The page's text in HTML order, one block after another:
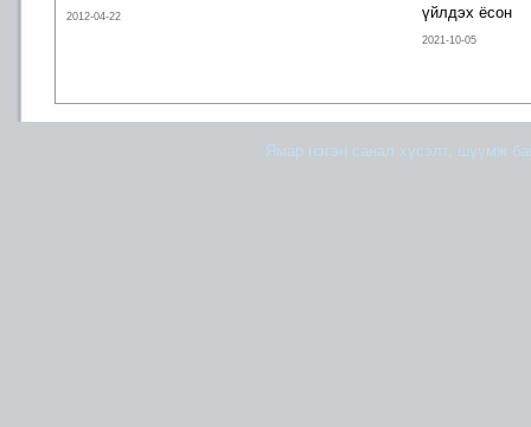
2012-04-22 үйлдэх ёсон
2021-10-05
Ямар нэгэн санал хүсэлт, шүүмж